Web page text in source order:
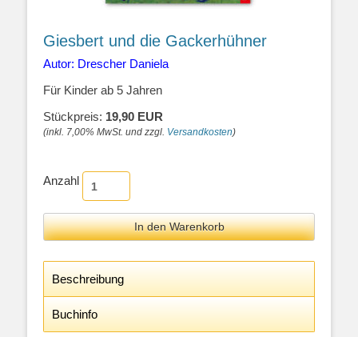
Giesbert und die Gackerhühner
Autor: Drescher Daniela
Für Kinder ab 5 Jahren
Stückpreis: 19,90 EUR
(inkl. 7,00% MwSt. und zzgl. Versandkosten)
Anzahl
Beschreibung
Buchinfo